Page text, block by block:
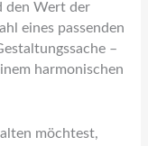
den Wert der
eines passenden
–
harmonischen
möchtest,